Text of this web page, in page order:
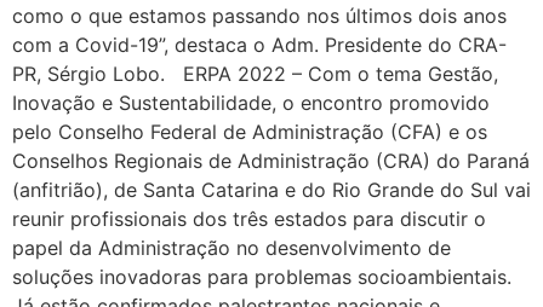
como o que estamos passando nos últimos dois anos
com a Covid-19”, destaca o Adm. Presidente do CRA-
PR, Sérgio Lobo. ERPA 2022 – Com o tema Gestão,
Inovação e Sustentabilidade, o encontro promovido
pelo Conselho Federal de Administração (CFA) e os
Conselhos Regionais de Administração (CRA) do Paraná
(anfitrião), de Santa Catarina e do Rio Grande do Sul vai
reunir profissionais dos três estados para discutir o
papel da Administração no desenvolvimento de
soluções inovadoras para problemas socioambientais.